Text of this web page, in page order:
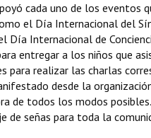
cada uno de los eventos
el Día Internacional del
Día Internacional de
entregar a los niños que
para realizar las charlas
desde la
de todos los modos
de señas para toda la